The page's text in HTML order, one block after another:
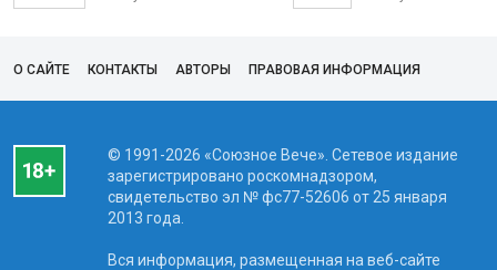
О САЙТЕ КОНТАКТЫ АВТОРЫ ПРАВОВАЯ ИНФОРМАЦИЯ
© 1991-2026 «Союзное Вече». Сетевое издание
зарегистрировано роскомнадзором,
свидетельство эл № фc77-52606 от 25 января
2013 года.
Вся информация, размещенная на веб-сайте